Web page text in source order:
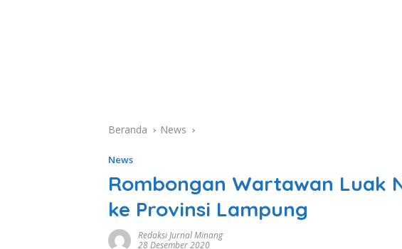
Beranda News
News
Rombongan Wartawan Luak
ke Provinsi Lampung
Redaksi Jurnal Minang
28 Desember 2020